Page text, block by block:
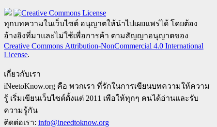
ทุกบทความในเว็บไซต์ อนุญาตให้นำไปเผยแพร่ได้ โดยต้อง
อ้างอิงที่มาและไม่ใช้เพื่อการค้า ตามสัญญาอนุญาตของ
Creative Commons Attribution-NonCommercial 4.0 International
License.
เกี่ยวกับเรา
iNeetoKnow.org คือ พวกเรา ที่รักในการเขียนบทความให้ความ
รู้ เริ่มเขียนเว็บไซต์ตั้งแต่ 2011 เพือให้ทุกๆ คนได้อ่านและรับ
ความรู้กัน
ติดต่อเรา: info@ineedtoknow.org